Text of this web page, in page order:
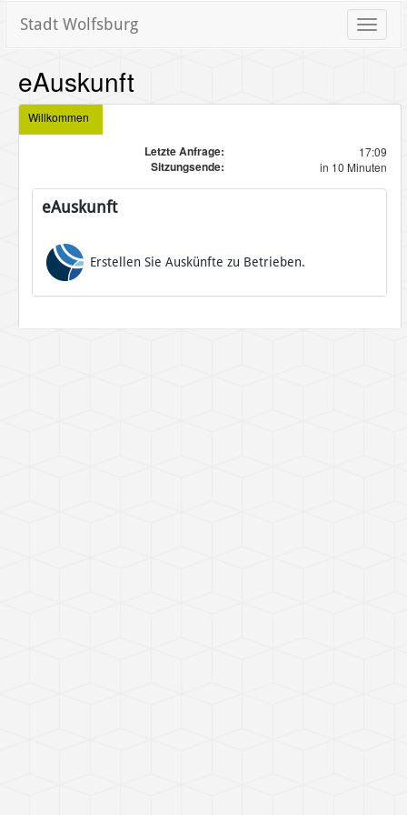
Toggle
Stadt Wolfsburg
eAuskunft
Willkommen
Letzte Anfrage: 17:09
Sitzungsende: in 10 Minuten
eAuskunft
Erstellen Sie Auskünfte zu Betrieben.